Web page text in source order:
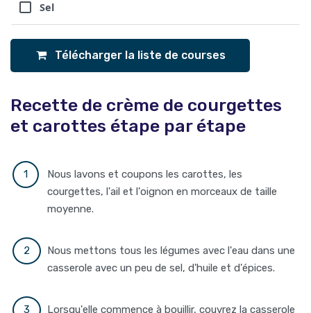
Sel
Télécharger la liste de courses
Recette de crème de courgettes
et carottes étape par étape
Nous lavons et coupons les carottes, les
courgettes, l'ail et l'oignon en morceaux de taille
moyenne.
Nous mettons tous les légumes avec l'eau dans une
casserole avec un peu de sel, d'huile et d'épices.
Lorsqu'elle commence à bouillir, couvrez la casserole